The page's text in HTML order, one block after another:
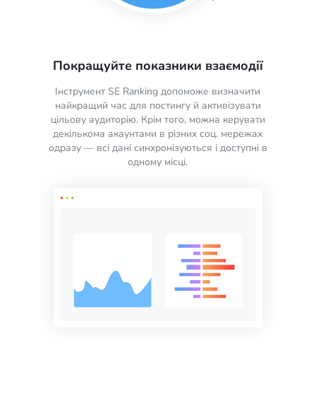
Покращуйте показники взаємодії
Інструмент SE Ranking допоможе визначити
найкращий час для постингу й активізувати
цільову аудиторію. Крім того, можна керувати
декількома акаунтами в різних соц. мережах
одразу — всі дані синхронізуються і доступні в
одному місці.